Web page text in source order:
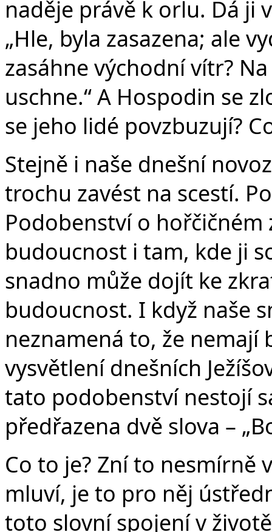
naděje právě k orlu. Dá ji
„Hle, byla zasazena; ale
zasáhne východní vítr?
uschne.“ A Hospodin se
se jeho lidé povzbuzují?
Stejně i naše dnešní
trochu zavést na scestí.
Podobenství o hořčičném
budoucnost i tam, kde ji
snadno může dojít ke
budoucnost. I když naše
neznamená to, že nemají
vysvětlení dnešních
tato podobenství nestojí
předřazena dvě slova –
Co to je? Zní to nesmírně
mluví, je to pro něj
toto slovní spojení v